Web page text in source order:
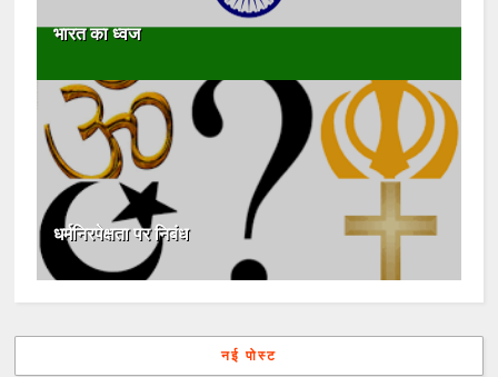
भारत का ध्वज
धर्मनिरपेक्षता पर निबंध
नई पोस्ट